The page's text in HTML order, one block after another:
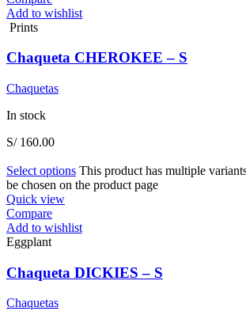
Add to wishlist
Prints
Chaqueta CHEROKEE – S
Chaquetas
In stock
S/160.00
Select options This product has multiple
be chosen on the product page
Quick view
Compare
Add to wishlist
Eggplant
Chaqueta DICKIES – S
Chaquetas